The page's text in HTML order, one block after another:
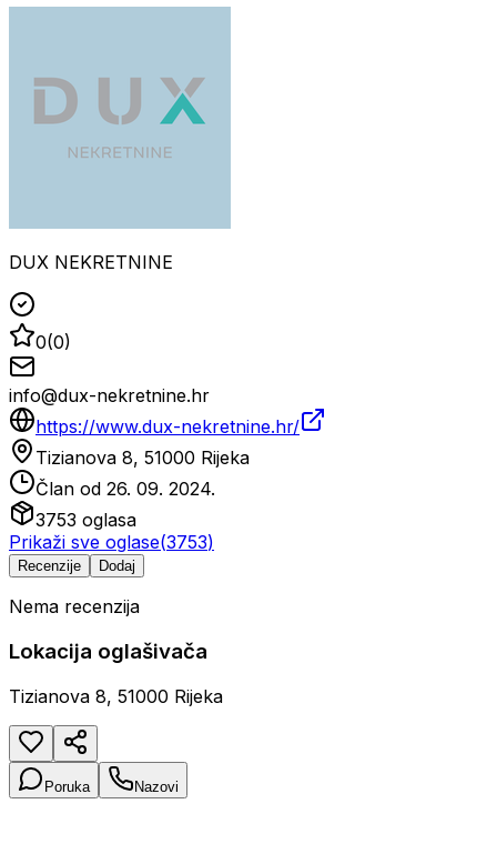
DUX NEKRETNINE
0(0)
info@dux-nekretnine.hr
https://www.dux-nekretnine.hr/
Tizianova 8, 51000 Rijeka
Član od 26. 09. 2024.
3753 oglasa
Prikaži sve oglase(3753)
Recenzije Dodaj
Nema recenzija
Lokacija oglašivača
Tizianova 8, 51000 Rijeka
Poruka Nazovi